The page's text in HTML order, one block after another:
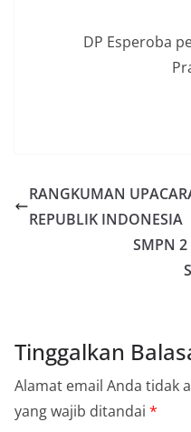
DP Esperoba
RANGKUMAN
REPUBLIK INDONESIA
SMPN 2
Tinggalkan
Alamat email Anda tidak
yang wajib ditandai *